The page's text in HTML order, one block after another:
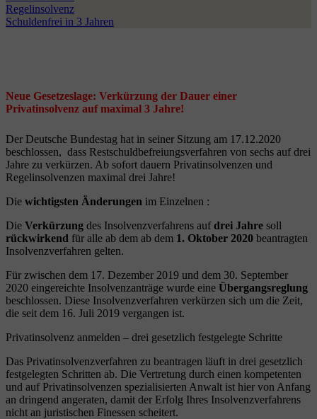
Regelinsolvenz
Schuldenfrei in 3 Jahren
Neue Gesetzeslage: Verkürzung der Dauer einer
Privatinsolvenz auf maximal 3 Jahre!
Der Deutsche Bundestag hat in seiner Sitzung am 17.12.2020
beschlossen, dass Restschuldbefreiungsverfahren von sechs auf drei
Jahre zu verkürzen. Ab sofort dauern Privatinsolvenzen und
Regelinsolvenzen maximal drei Jahre!
Die wichtigsten Änderungen im Einzelnen :
Die Verkürzung des Insolvenzverfahrens aufdrei Jahre soll
rückwirkend für alle ab dem ab dem 1. Oktober 2020 beantragten
Insolvenzverfahren gelten.
Für zwischen dem 17. Dezember 2019 und dem 30. September
2020 eingereichte Insolvenzanträge wurde eine Übergangsreglung
beschlossen. Diese Insolvenzverfahren verkürzen sich um die Zeit,
die seit dem 16. Juli 2019 vergangen ist.
Privatinsolvenz anmelden – drei gesetzlich festgelegte Schritte
Das Privatinsolvenzverfahren zu beantragen läuft in drei gesetzlich
festgelegten Schritten ab. Die Vertretung durch einen kompetenten
und auf Privatinsolvenzen spezialisierten Anwalt ist hier von Anfang
an dringend angeraten, damit der Erfolg Ihres Insolvenzverfahrens
nicht an juristischen Finessen scheitert.